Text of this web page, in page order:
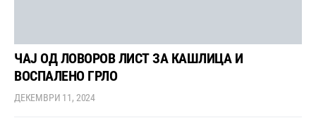
ЧАЈ ОД ЛОВОРОВ ЛИСТ ЗА КАШЛИЦА И
ВОСПАЛЕНО ГРЛО
ДЕКЕМВРИ 11, 2024